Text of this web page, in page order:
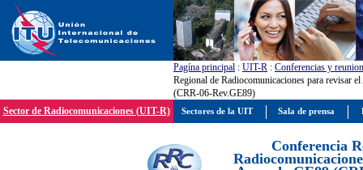
Pagína principal : UIT-R : Conferencias y
Regional de Radiocomunicaciones para revisar
(CRR-06-Rev.GE89)
Sector de Radiocomunicaciones (UIT-R)
Conferencia
Sectores de la UIT Sala de prensa